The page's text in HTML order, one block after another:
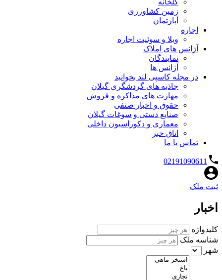
گلخانه
زمین کشاورزی
آپارتمان
اجاره
ویلا و سوئیت اجاره
آژانس های املاک
نمایندگان
آژانس ها
در مجله کاسپی لند بخوانید
جاذبه های گردشگری گیلان
مهارت های مذاکره و فروش
حقوق و اخبار صنفی
صنایع دستی و سوغات گیلان
معماری و دکوراسیون داخلی
اتاق خبر
تماس با ما
02191090611
ثبت ملک
اخبار
کلیدواژه
شناسه ملک
شهر